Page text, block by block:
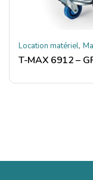
Location matériel,
T-MAX 6912 –